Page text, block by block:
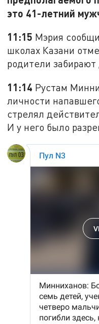
это 41-летний
11:15 Мэрия
школах Казани
родители забирают
11:14 Рустам
личности
стрелял
И у него было